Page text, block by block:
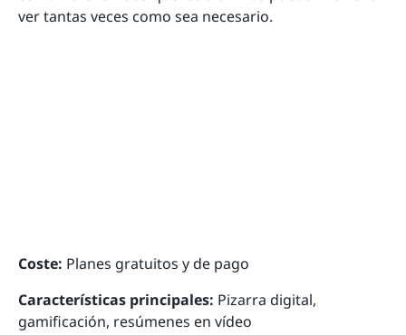
ver tantas veces como sea necesario.
Coste: Planes gratuitos y de pago
Características principales: Pizarra digital,
gamificación, resúmenes en vídeo